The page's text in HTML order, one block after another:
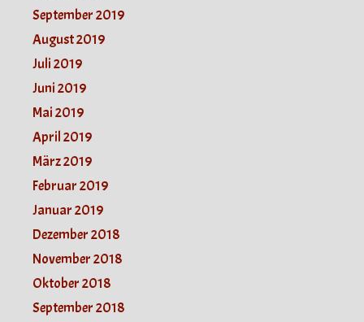
September 2019
August 2019
Juli 2019
Juni 2019
Mai 2019
April 2019
März 2019
Februar 2019
Januar 2019
Dezember 2018
November 2018
Oktober 2018
September 2018